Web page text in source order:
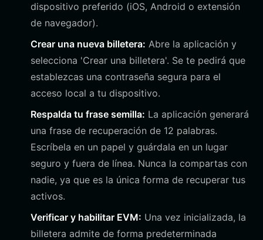
dispositivo preferido (iOS, Android o extensión
de navegador).
Crear una nueva billetera: Abre la aplicación y
selecciona 'Crear una billetera'. Se te pedirá que
establezcas una contraseña segura para el
acceso local a tu dispositivo.
Respalda tu frase semilla: La aplicación generará
una frase de recuperación de 12 palabras.
Escríbela en un papel y guárdala en un lugar
seguro y fuera de línea. Nunca la compartas con
nadie, ya que es la única forma de recuperar tus
activos.
Verificar y habilitar EVM: Una vez inicializada, la
billetera admite de forma predeterminada